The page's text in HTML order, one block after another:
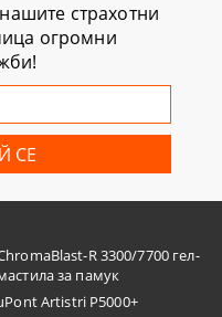
страхотни
огромни
R 3300/7700 гел-
за памук
Artistri P5000+